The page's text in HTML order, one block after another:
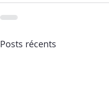
Posts récents